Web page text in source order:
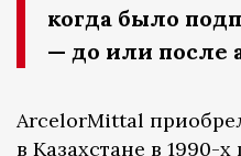
когда было
— до или после
ArcelorMittal
в Казахстане в 1990-